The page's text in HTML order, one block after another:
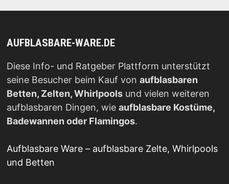
AUFBLASBARE-WARE.DE
Diese Info- und Ratgeber Plattform unterstützt
seine Besucher beim Kauf von aufblasbaren
Betten, Zelten, Whirlpoolsund vielen weiteren
aufblasbaren Dingen, wie aufblasbare Kostüme,
Badewannen oder Flamingos.
Aufblasbare Ware – aufblasbare Zelte, Whirlpools
und Betten